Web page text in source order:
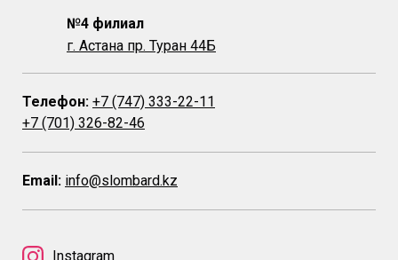
№4 филиал
г. Астана пр. Туран 44Б
Телефон: +7 (747) 333-22-11
+7 (701) 326-82-46
Email: info@slombard.kz
Instagram